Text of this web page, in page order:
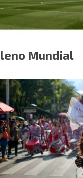
Mundial